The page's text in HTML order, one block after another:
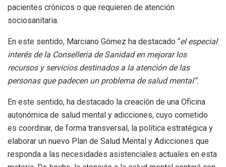
pacientes crónicos o que requieren de atención
sociosanitaria.
En este sentido, Marciano Gómez ha destacado “el especial
interés de la Conselleria de Sanidad en mejorar los
recursos y servicios destinados a la atención de las
personas que padecen un problema de salud mental”.
En este sentido, ha destacado la creación de una Oficina
autonómica de salud mental y adicciones, cuyo cometido
es coordinar, de forma transversal, la política estratégica y
elaborar un nuevo Plan de Salud Mental y Adicciones que
responda a las necesidades asistenciales actuales en esta